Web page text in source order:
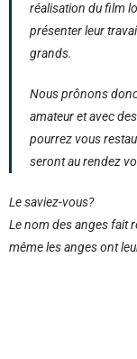
réalisation du film
présenter leur
grands.
Nous prônons
amateur et avec
pourrez vous
seront au rendez
Le saviez-vous?
Le nom des anges fait
même les anges ont